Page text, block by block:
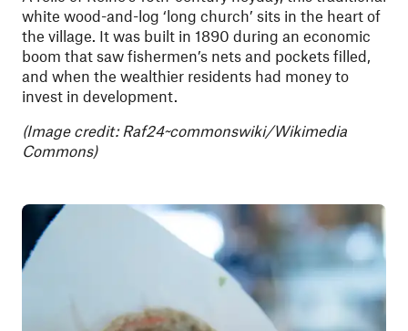
white wood-and-log ‘long church’ sits in the heart of
the village. It was built in 1890 during an economic
boom that saw fishermen’s nets and pockets filled,
and when the wealthier residents had money to
invest in development.
(Image credit: Raf24~commonswiki/Wikimedia
Commons)